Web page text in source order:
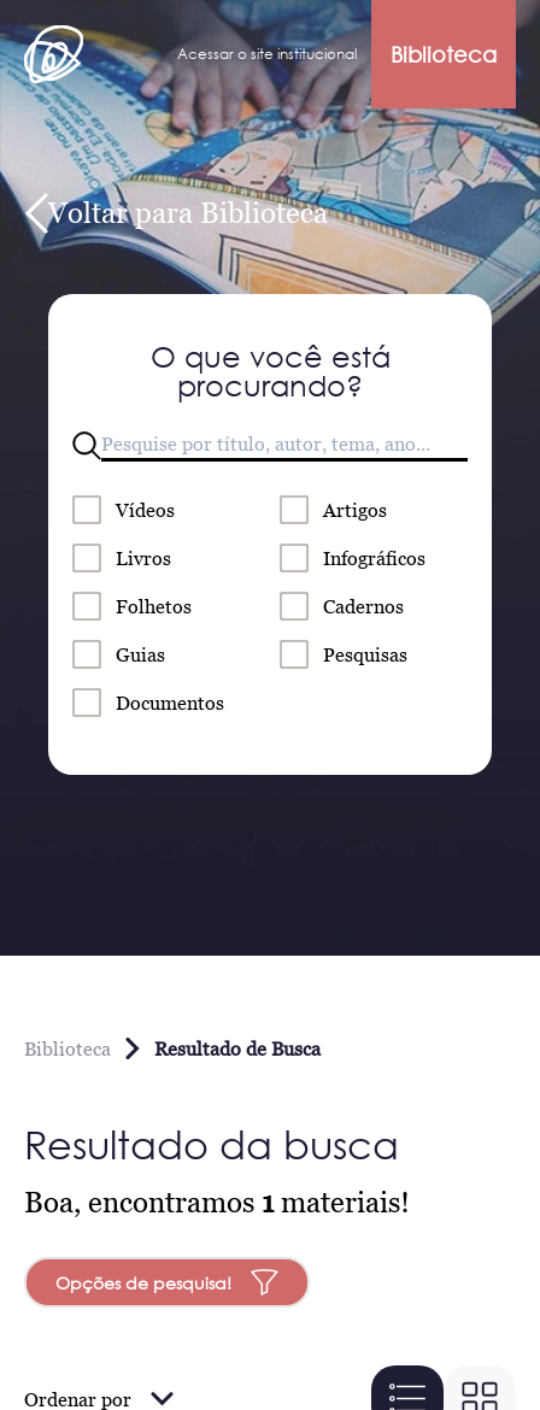
Acessar o site institucional Biblioteca
Voltar para Biblioteca
O que você está
procurando?
Vídeos Artigos
Livros Infográficos
Folhetos Cadernos
Guias Pesquisas
Documentos
Biblioteca Resultado de Busca
Resultado da busca
Boa, encontramos 1materiais!
Opções de pesquisa!
Ordenar por